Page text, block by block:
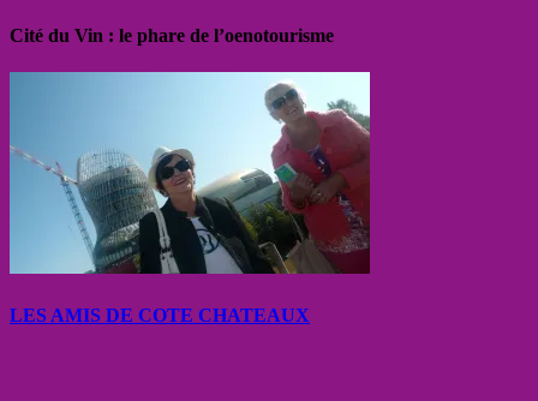
Cité du Vin : le phare de l’oenotourisme
LES AMIS DE COTE CHATEAUX